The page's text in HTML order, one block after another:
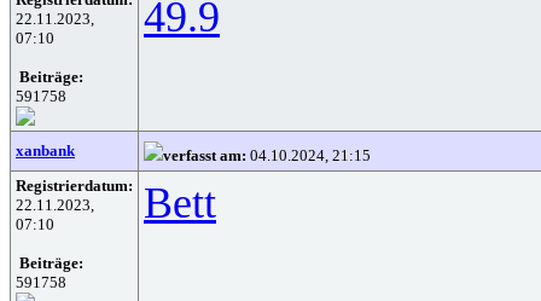
22.11.2023,
07:10
Beiträge:
591758
49.9
xanbank verfasst am: 04.10.2024, 21:15
Registrierdatum:
22.11.2023,
07:10
Beiträge:
591758
Bett